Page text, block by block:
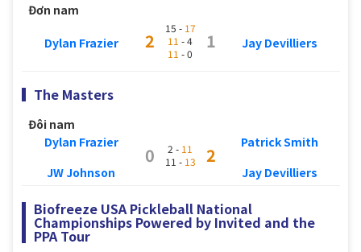
Đơn nam
Dylan Frazier 2
15 - 17
11 - 4
11 - 0
1 Jay Devilliers
The Masters
Đôi nam
Dylan Frazier
JW Johnson
0 2 - 11
11 - 13 2
Patrick Smith
Jay Devilliers
Biofreeze USA Pickleball National
Championships Powered by Invited and the
PPA Tour